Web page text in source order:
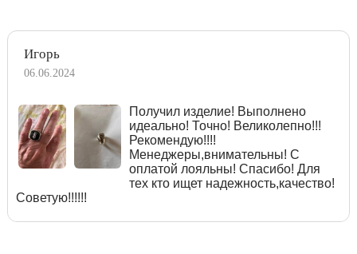
Игорь
06.06.2024
Получил изделие! Выполнено
идеально! Точно! Великолепно!!!
Рекомендую!!!!
Менеджеры,внимательны! С
оплатой лояльны! Спасибо! Для
тех кто ищет надежность,качество!
Советую!!!!!!